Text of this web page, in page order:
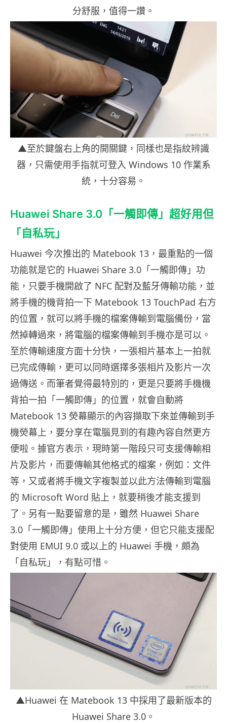
分舒服，值得一讚。
▲至於鍵盤右上角的開關鍵，同樣也是指紋辨識
器，只需使用手指就可登入 Windows 10 作業系
統，十分容易。
Huawei Share 3.0「一觸即傳」超好用但
「自私玩」
Huawei 今次推出的 Matebook 13，最重點的一個
功能就是它的 Huawei Share 3.0「一觸即傳」功
能，只要手機開啟了 NFC 配對及藍牙傳輸功能，並
將手機的機背拍一下 Matebook 13 TouchPad 右方
的位置，就可以將手機的檔案傳輸到電腦備份，當
然掉轉過來，將電腦的檔案傳輸到手機亦是可以。
至於傳輸速度方面十分快，一張相片基本上一拍就
已完成傳輸，更可以同時選擇多張相片及影片一次
過傳送。而筆者覺得最特別的，更是只要將手機機
背拍一拍「一觸即傳」的位置，就會自動將
Matebook 13 熒幕顯示的內容擷取下來並傳輸到手
機熒幕上，要分享在電腦見到的有趣內容自然更方
便啦。據官方表示，現時第一階段只可支援傳輸相
片及影片，而要傳輸其他格式的檔案，例如：文件
等，又或者將手機文字複製並以此方法傳輸到電腦
的 Microsoft Word 貼上，就要稍後才能支援到
了。另有一點要留意的是，雖然 Huawei Share
3.0「一觸即傳」使用上十分方便，但它只能支援配
對使用 EMUI 9.0 或以上的 Huawei 手機，頗為
「自私玩」，有點可惜。
▲Huawei 在 Matebook 13 中採用了最新版本的
Huawei Share 3.0。